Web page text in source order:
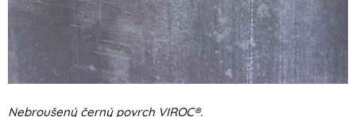
Nebroušený černý povrch VIROC®.